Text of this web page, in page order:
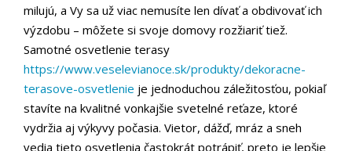
milujú, a Vy sa už viac nemusíte len dívať a obdivovať ich
výzdobu – môžete si svoje domovy rozžiariť tiež.
Samotné osvetlenie terasy
https://www.veselevianoce.sk/produkty/dekoracne-
terasove-osvetlenie je jednoduchou záležitosťou, pokiaľ
stavíte na kvalitné vonkajšie svetelné reťaze, ktoré
vydržia aj výkyvy počasia. Vietor, dážď, mráz a sneh
vedia tieto osvetlenia častokrát potrápiť, preto je lepšie